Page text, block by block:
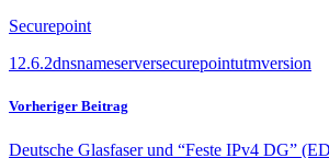
Securepoint
12.6.2dnsnameserversecurepointutmversion
Vorheriger Beitrag
Deutsche Glasfaser und “Feste IPv4 DG”